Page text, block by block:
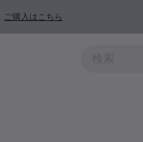
ご購入はこちら
上および